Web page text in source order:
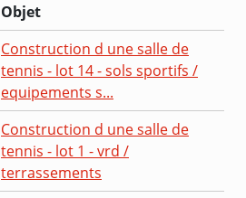
Objet
Construction d une salle de
tennis - lot 14 - sols sportifs /
equipements s...
Construction d une salle de
tennis - lot 1 - vrd /
terrassements